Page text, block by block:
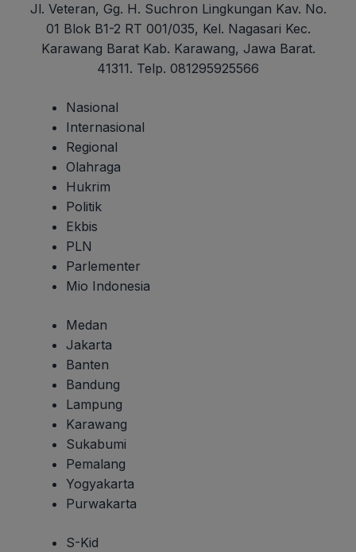
Jl. Veteran, Gg. H. Suchron Lingkungan Kav. No.
01 Blok B1-2 RT 001/035, Kel. Nagasari Kec.
Karawang Barat Kab. Karawang, Jawa Barat.
41311. Telp. 081295925566
Nasional
Internasional
Regional
Olahraga
Hukrim
Politik
Ekbis
PLN
Parlementer
Mio Indonesia
Medan
Jakarta
Banten
Bandung
Lampung
Karawang
Sukabumi
Pemalang
Yogyakarta
Purwakarta
S-Kid